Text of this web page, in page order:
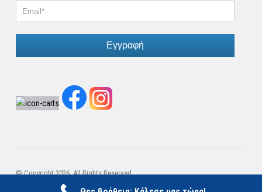
Εγγραφή
© Copyright 2026. All Rights Reserved.